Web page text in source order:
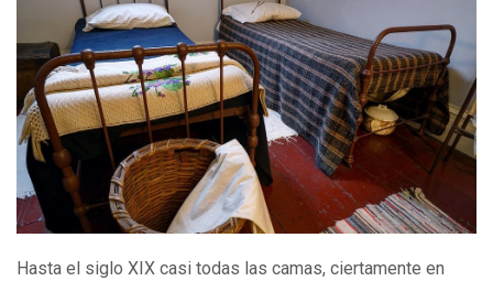
Hasta el siglo XIX casi todas las camas, ciertamente en